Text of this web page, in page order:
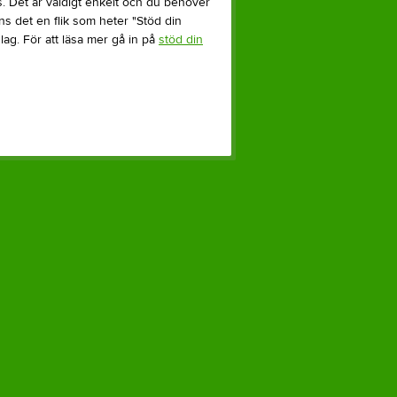
det en flik som heter "Stöd din
För att läsa mer gå in på stöd din